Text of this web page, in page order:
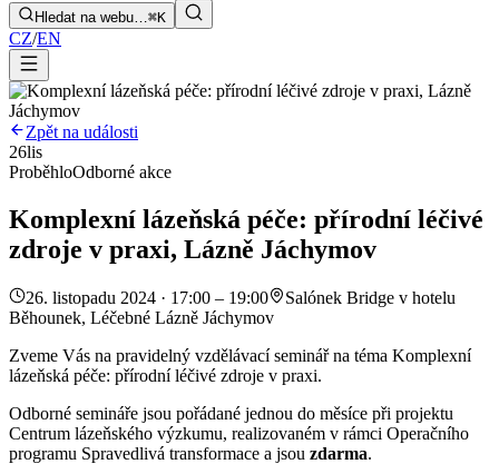
Hledat na webu…⌘K
CZ/EN
Zpět na události
26lis
ProběhloOdborné akce
Komplexní lázeňská péče: přírodní léčivé
zdroje v praxi, Lázně Jáchymov
26. listopadu 2024 · 17:00 – 19:00
Salónek Bridge v hotelu
Běhounek, Léčebné Lázně Jáchymov
Zveme Vás na pravidelný vzdělávací seminář na téma Komplexní
lázeňská péče: přírodní léčivé zdroje v praxi.
Odborné semináře jsou pořádané jednou do měsíce při projektu
Centrum lázeňského výzkumu, realizovaném v rámci Operačního
programu Spravedlivá transformace a jsou zdarma.